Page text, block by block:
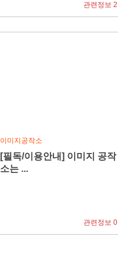
관련정보 2
이미지공작소
[필독/이용안내] 이미지 공작
소는 ...
관련정보 0